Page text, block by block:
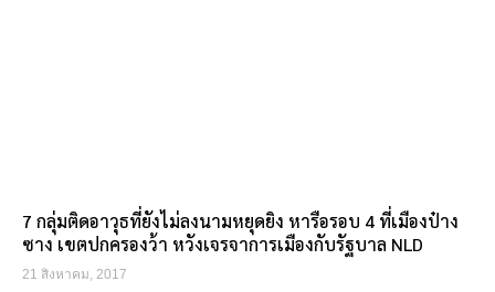
7 กลุ่มติดอาวุธที่ยังไม่ลงนามหยุดยิง หารือรอบ 4 ที่เมืองป๋าง
ซาง เขตปกครองว้า หวังเจรจาการเมืองกับรัฐบาล NLD
21 สิงหาคม, 2017